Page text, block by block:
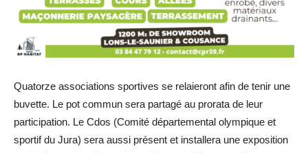
Quatorze associations sportives se relaieront afin de tenir une
buvette. Le pot commun sera partagé au prorata de leur
participation. Le Cdos (Comité départemental olympique et
sportif du Jura) sera aussi présent et installera une exposition